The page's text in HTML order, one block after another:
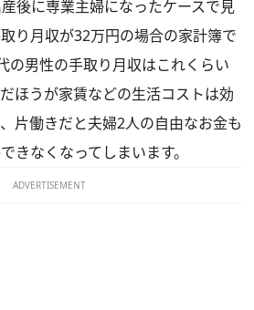
後に専業主婦になったケースで見
り月収が32万円の場合の家計簿で
の男性の手取り月収はこれくらい
ほうが家賃などの生活コストは効
片働きだと夫婦2人の自由なお金も
きなくなってしまいます。
ADVERTISEMENT